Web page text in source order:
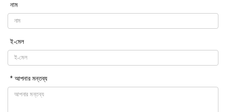
নাম
ই-মেল
* আপনার মন্তব্য